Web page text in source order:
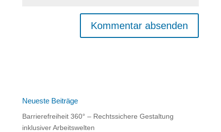
n
Neueste Beiträge
Barrierefreiheit 360° – Rechtssichere Gestaltung
inklusiver Arbeitswelten